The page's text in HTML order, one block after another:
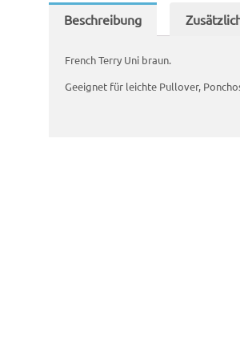
Beschreibung
French Terry Uni braun.
Geeignet für leichte Pullover,